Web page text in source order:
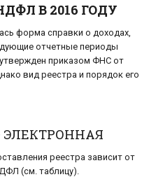
В 2016 ГОДУ
форма справки о доходах,
отчетные периоды
приказом ФНС от
вид реестра и порядок его
ЭЛЕКТРОННАЯ
реестра зависит от
(см. таблицу).